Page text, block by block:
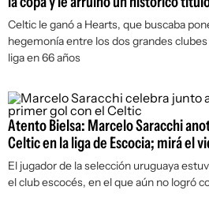
Celtic le ganó a Hearts, que buscaba
hegemonía entre los dos grandes
liga en 66 años
Atento Bielsa: Marcelo Saracchi
Celtic en la liga de Escocia; mirá el
El jugador de la selección uruguaya
el club escocés, en el que aún no logró